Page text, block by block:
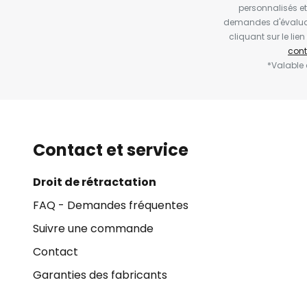
personnalisés
demandes
cliquant sur le
*Valable
Contact et service
Droit de rétractation
FAQ - Demandes fréquentes
Suivre une commande
Contact
Garanties des fabricants